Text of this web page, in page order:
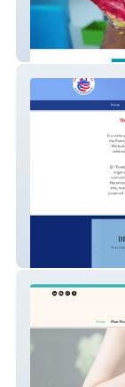
DarlingPedi
The Boston